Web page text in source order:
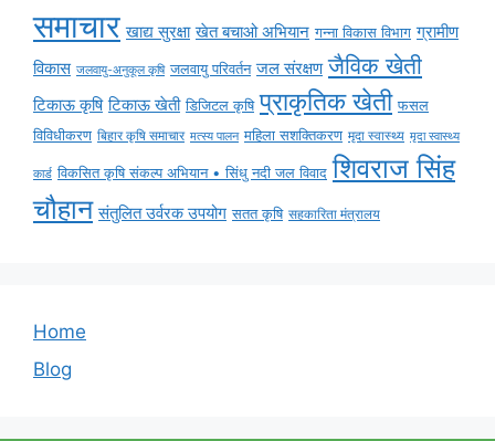
समाचार खाद्य सुरक्षा खेत बचाओ अभियान गन्ना विकास विभाग ग्रामीण
विकास जलवायु-अनुकूल कृषि जलवायु परिवर्तन जल संरक्षण जैविक खेती
टिकाऊ कृषि टिकाऊ खेती डिजिटल कृषि प्राकृतिक खेती फसल
विविधीकरण बिहार कृषि समाचार मत्स्य पालन महिला सशक्तिकरण मृदा स्वास्थ्य मृदा स्वास्थ्य
कार्ड विकसित कृषि संकल्प अभियान • सिंधु नदी जल विवाद शिवराज सिंह
चौहान संतुलित उर्वरक उपयोग सतत कृषि सहकारिता मंत्रालय
Home
Blog